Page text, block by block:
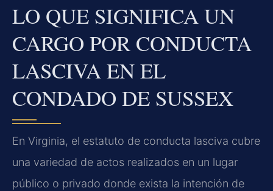
LO QUE SIGNIFICA UN
CARGO POR CONDUCTA
LASCIVA EN EL
CONDADO DE SUSSEX
En Virginia, el estatuto de conducta lasciva cubre
una variedad de actos realizados en un lugar
público o privado donde exista la intención de